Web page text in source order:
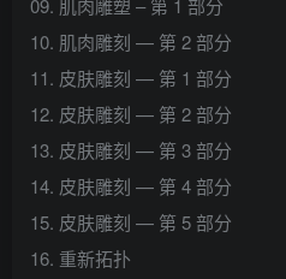
09. 肌肉雕塑 – 第 1 部分
10. 肌肉雕刻 — 第 2 部分
11. 皮肤雕刻 — 第 1 部分
12. 皮肤雕刻 — 第 2 部分
13. 皮肤雕刻 — 第 3 部分
14. 皮肤雕刻 — 第 4 部分
15. 皮肤雕刻 — 第 5 部分
16. 重新拓扑